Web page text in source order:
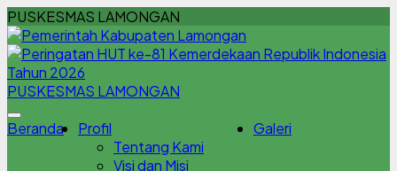
PUSKESMAS LAMONGAN
PUSKESMAS LAMONGAN
Beranda
Profil
Tentang Kami
Visi dan Misi
Galeri